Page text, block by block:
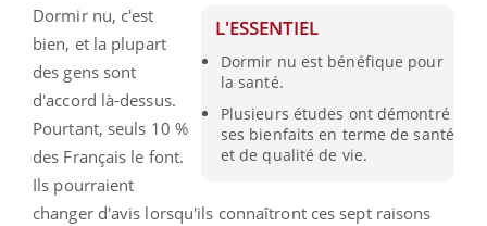
L'ESSENTIEL
Dormir nu est bénéfique pour
la santé.
Plusieurs études ont démontré
ses bienfaits en terme de santé
et de qualité de vie.
Dormir nu, c'est
bien, et la plupart
des gens sont
d'accord là-dessus.
Pourtant, seuls 10 %
des Français le font.
Ils pourraient
changer d'avis lorsqu'ils connaîtront ces sept raisons